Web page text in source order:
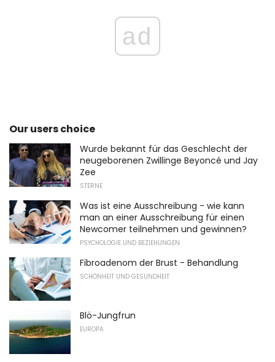
ad
Our users choice
Wurde bekannt für das Geschlecht der
neugeborenen Zwillinge Beyoncé und Jay
Zee
STERNE
Was ist eine Ausschreibung - wie kann
man an einer Ausschreibung für einen
Newcomer teilnehmen und gewinnen?
PSYCHOLOGIE UND BEZIEHUNGEN
Fibroadenom der Brust - Behandlung
SCHÖNHEIT UND GESUNDHEIT
Blö-Jungfrun
EUROPA